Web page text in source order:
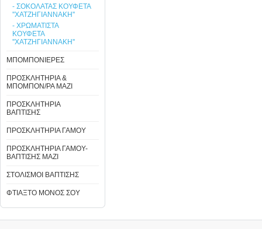
- ΣΟΚΟΛΑΤΑΣ ΚΟΥΦΕΤΑ
''ΧΑΤΖΗΓΙΑΝΝΑΚΗ''
- ΧΡΩΜΑΤΙΣΤΑ
ΚΟΥΦΕΤΑ
''ΧΑΤΖΗΓΙΑΝΝΑΚΗ''
ΜΠΟΜΠΟΝΙΕΡΕΣ
ΠΡΟΣΚΛΗΤΗΡΙΑ &
ΜΠΟΜΠΟΝ/ΡΑ ΜΑΖΙ
ΠΡΟΣΚΛΗΤΗΡΙΑ
ΒΑΠΤΙΣΗΣ
ΠΡΟΣΚΛΗΤΗΡΙΑ ΓΑΜΟΥ
ΠΡΟΣΚΛΗΤΗΡΙΑ ΓΑΜΟΥ-
ΒΑΠΤΙΣΗΣ ΜΑΖΙ
ΣΤΟΛΙΣΜΟΙ ΒΑΠΤΙΣΗΣ
ΦΤΙΑΞΤΟ ΜΟΝΟΣ ΣΟΥ